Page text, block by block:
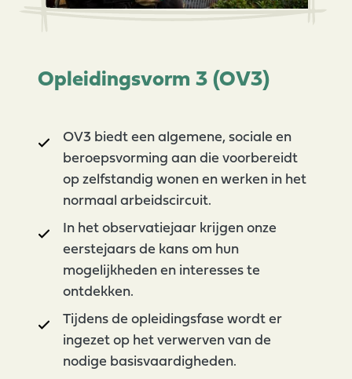
Opleidingsvorm 3 (OV3)
OV3 biedt een algemene, sociale en
beroepsvorming aan die voorbereidt
op zelfstandig wonen en werken in het
normaal arbeidscircuit.
In het observatiejaar krijgen onze
eerstejaars de kans om hun
mogelijkheden en interesses te
ontdekken.
Tijdens de opleidingsfase wordt er
ingezet op het verwerven van de
nodige basisvaardigheden.